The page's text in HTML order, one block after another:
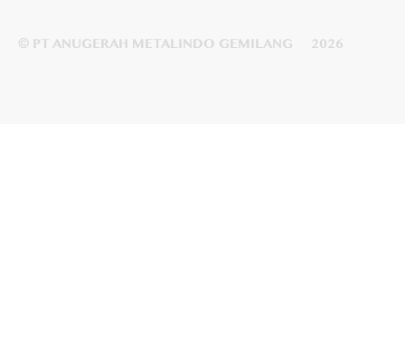
© PT ANUGERAH METALINDO GEMILANG 2026